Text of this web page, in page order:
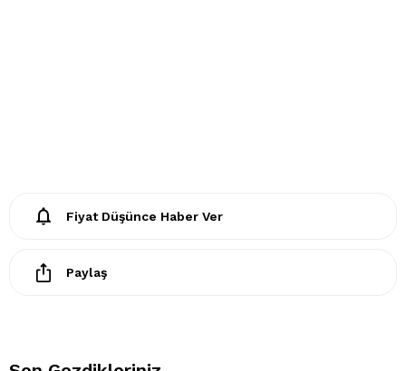
Fiyat Düşünce Haber Ver
Paylaş